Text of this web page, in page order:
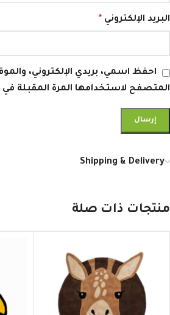
البريد الإلكتروني *
احفظ اسمي، بريدي الإلكتروني،
المتصفح لاستخدامها المرة المقبلة
Shipping & Delivery
منتجات ذات صلة